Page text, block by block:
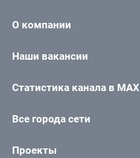
О компании
Наши вакансии
Статистика канала в MAX
Все города сети
Проекты